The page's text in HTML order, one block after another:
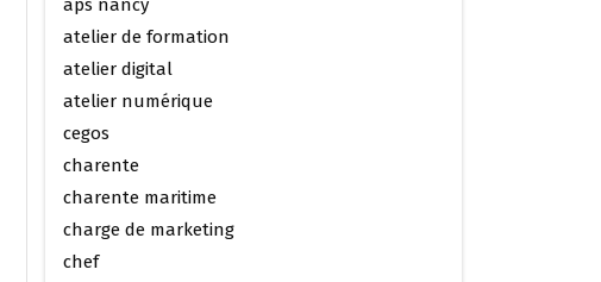
aps nancy
atelier de formation
atelier digital
atelier numérique
cegos
charente
charente maritime
charge de marketing
chef